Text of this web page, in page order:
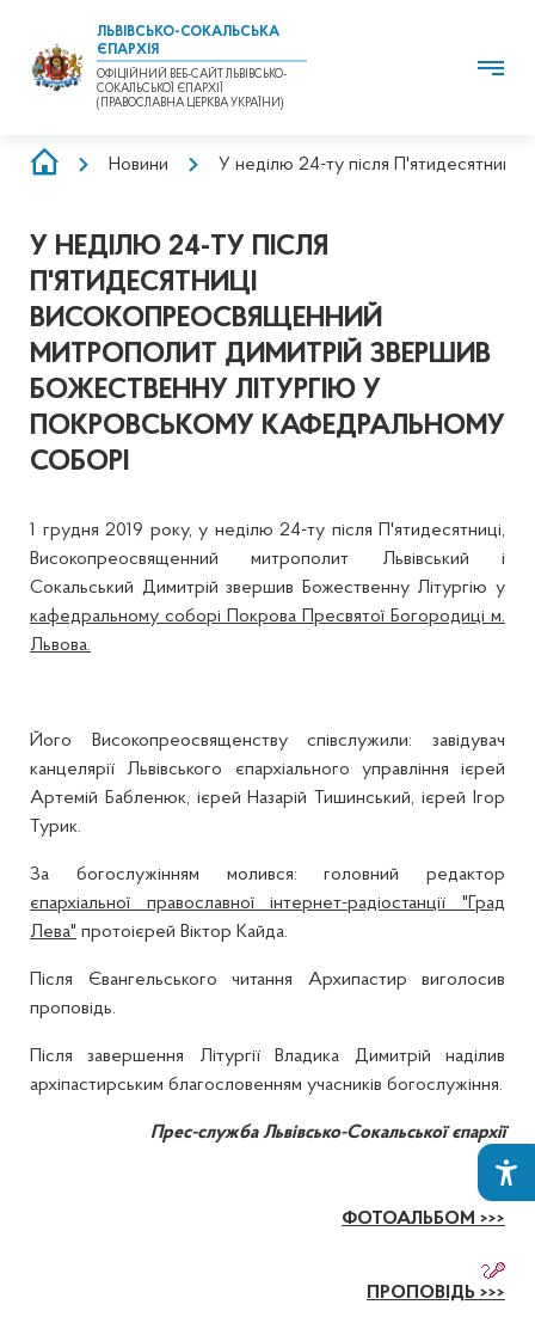
ЛЬВІВСЬКО-СОКАЛЬСЬКА
ЄПАРХІЯ
ОФІЦІЙНИЙ ВЕБ-САЙТ ЛЬВІВСЬКО-
СОКАЛЬСЬКОЇ ЄПАРХІЇ
(ПРАВОСЛАВНА ЦЕРКВА УКРАЇНИ)
РЯДОК
Новини У неділю 24-ту після
У НЕДІЛЮ 24-ТУ ПІСЛЯ
П'ЯТИДЕСЯТНИЦІ
ВИСОКОПРЕОСВЯЩЕННИЙ
МИТРОПОЛИТ ДИМИТРІЙ ЗВЕРШИВ
БОЖЕСТВЕННУ ЛІТУРГІЮ У
ПОКРОВСЬКОМУ КАФЕДРАЛЬНОМУ
СОБОРІ
1 грудня 2019 року, у неділю 24-ту після П'ятидесятниці,
Високопреосвященний митрополит Львівський і
Сокальський Димитрій звершив Божественну Літургію у
кафедральному соборі Покрова Пресвятої Богородиці м.
Львова.
Його Високопреосвященству співслужили: завідувач
канцелярії Львівського єпархіального управління ієрей
Артемій Бабленюк, ієрей Назарій Тишинський, ієрей Ігор
Турик.
За богослужінням молився: головний редактор
єпархіальної православної інтернет-радіостанції "Град
Лева" протоієрей Віктор Кайда.
Після Євангельського читання Архипастир виголосив
проповідь.
Після завершення Літургії Владика Димитрій наділив
архіпастирським благословенням учасників богослужіння.
Прес-служба Львівсько-Сокальської єпархії
ФОТОАЛЬБОМ >>>
ПРОПОВІДЬ >>>